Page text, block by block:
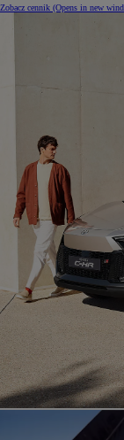
Zobacz cennik (Opens in new